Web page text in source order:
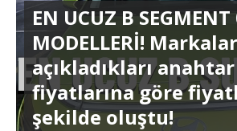
EN UCUZ B
MODELLERİ!
açıkladıkları
fiyatlarına göre
şekilde oluştu!